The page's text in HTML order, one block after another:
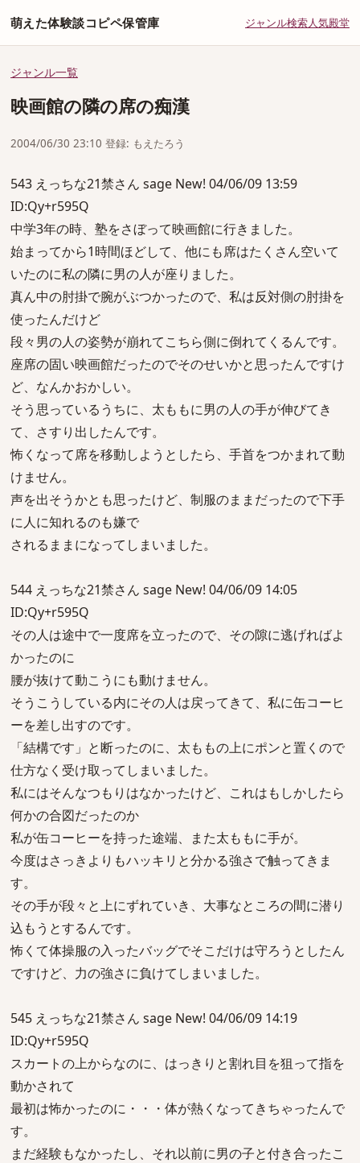
萌えた体験談コピペ保管庫 ジャンル検索人気殿堂
ジャンル一覧
映画館の隣の席の痴漢
2004/06/30 23:10 登録: もえたろう
543 えっちな21禁さん sage New! 04/06/09 13:59
ID:Qy+r595Q
中学3年の時、塾をさぼって映画館に行きました。
始まってから1時間ほどして、他にも席はたくさん空いて
いたのに私の隣に男の人が座りました。
真ん中の肘掛で腕がぶつかったので、私は反対側の肘掛を
使ったんだけど
段々男の人の姿勢が崩れてこちら側に倒れてくるんです。
座席の固い映画館だったのでそのせいかと思ったんですけ
ど、なんかおかしい。
そう思っているうちに、太ももに男の人の手が伸びてき
て、さすり出したんです。
怖くなって席を移動しようとしたら、手首をつかまれて動
けません。
声を出そうかとも思ったけど、制服のままだったので下手
に人に知れるのも嫌で
されるままになってしまいました。
544 えっちな21禁さん sage New! 04/06/09 14:05
ID:Qy+r595Q
その人は途中で一度席を立ったので、その隙に逃げればよ
かったのに
腰が抜けて動こうにも動けません。
そうこうしている内にその人は戻ってきて、私に缶コーヒ
ーを差し出すのです。
「結構です」と断ったのに、太ももの上にポンと置くので
仕方なく受け取ってしまいました。
私にはそんなつもりはなかったけど、これはもしかしたら
何かの合図だったのか
私が缶コーヒーを持った途端、また太ももに手が。
今度はさっきよりもハッキリと分かる強さで触ってきま
す。
その手が段々と上にずれていき、大事なところの間に潜り
込もうとするんです。
怖くて体操服の入ったバッグでそこだけは守ろうとしたん
ですけど、力の強さに負けてしまいました。
545 えっちな21禁さん sage New! 04/06/09 14:19
ID:Qy+r595Q
スカートの上からなのに、はっきりと割れ目を狙って指を
動かされて
最初は怖かったのに・・・体が熱くなってきちゃったんで
す。
まだ経験もなかったし、それ以前に男の子と付き合ったこ